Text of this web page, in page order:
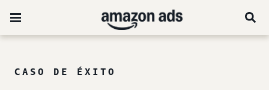
CASO DE ÉXITO